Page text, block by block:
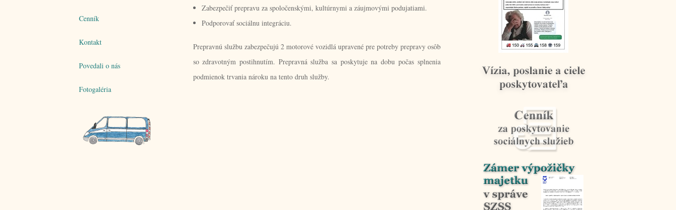
Cenník
Kontakt
Povedali o nás
Fotogaléria
Zabezpečiť prepravu za spoločenskými, kultúrnymi a záujmovými podujatiami.
Podporovať sociálnu integráciu.
Prepravnú službu zabezpečujú 2 motorové vozidlá upravené pre potreby prepravy osôb
so zdravotným postihnutím. Prepravná služba sa poskytuje na dobu počas splnenia
podmienok trvania nároku na tento druh služby.